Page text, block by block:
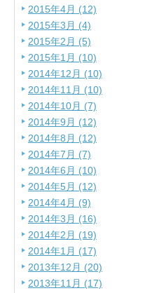
2015年4月 (12)
2015年3月 (4)
2015年2月 (5)
2015年1月 (10)
2014年12月 (10)
2014年11月 (10)
2014年10月 (7)
2014年9月 (12)
2014年8月 (12)
2014年7月 (7)
2014年6月 (10)
2014年5月 (12)
2014年4月 (9)
2014年3月 (16)
2014年2月 (19)
2014年1月 (17)
2013年12月 (20)
2013年11月 (17)